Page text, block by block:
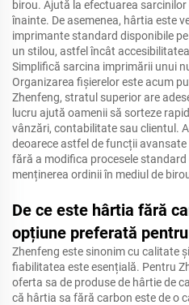
birou. Ajută la efectuarea
înainte. De asemenea, hârtia este
imprimante standard disponibile
un stilou, astfel încât
Simplifică sarcina imprimării unui
Organizarea fișierelor este acum
Zhenfeng, stratul superior are
lucru ajută oamenii să sorteze
vânzări, contabilitate sau clientul.
deoarece astfel de funcții
fără a modifica procesele
menținerea ordinii în mediul de
De ce este hârtia fără
opțiune preferată
Zhenfeng este sinonim cu calitate
fiabilitatea este esențială. Pentru
oferta sa de produse de hârtie de
că hârtia sa fără carbon este de o